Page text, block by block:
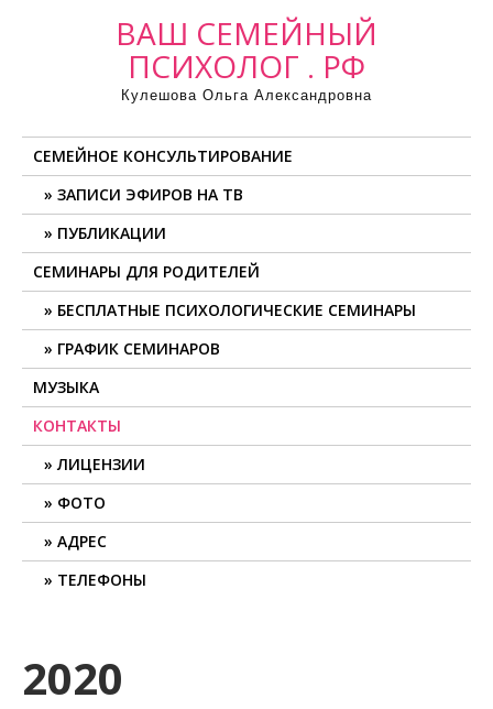
ВАШ СЕМЕЙНЫЙ
ПСИХОЛОГ . РФ
Кулешова Ольга Александровна
СЕМЕЙНОЕ КОНСУЛЬТИРОВАНИЕ
ЗАПИСИ ЭФИРОВ НА ТВ
ПУБЛИКАЦИИ
СЕМИНАРЫ ДЛЯ РОДИТЕЛЕЙ
БЕСПЛАТНЫЕ ПСИХОЛОГИЧЕСКИЕ СЕМИНАРЫ
ГРАФИК СЕМИНАРОВ
МУЗЫКА
КОНТАКТЫ
ЛИЦЕНЗИИ
ФОТО
АДРЕС
ТЕЛЕФОНЫ
2020